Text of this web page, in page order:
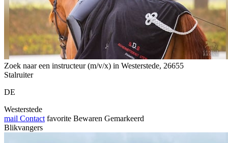
Zoek naar een instructeur (m/v/x) in Westerstede, 26655
Stalruiter
DE
Westerstede
mail Contact favorite Bewaren Gemarkeerd
Blikvangers